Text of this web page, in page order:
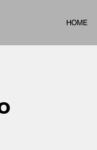
HOME